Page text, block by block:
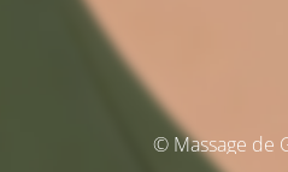
© Massage de